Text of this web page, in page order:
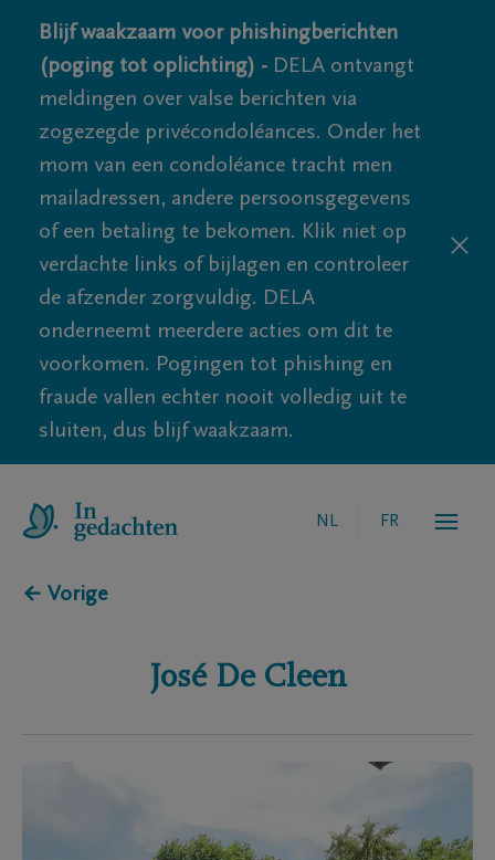
Blijf waakzaam voor phishingberichten
(poging tot oplichting) - DELA ontvangt
meldingen over valse berichten via
zogezegde privécondoléances. Onder het
mom van een condoléance tracht men
mailadressen, andere persoonsgegevens
of een betaling te bekomen. Klik niet op
verdachte links of bijlagen en controleer
de afzender zorgvuldig. DELA
onderneemt meerdere acties om dit te
voorkomen. Pogingen tot phishing en
fraude vallen echter nooit volledig uit te
sluiten, dus blijf waakzaam.
NL FR
← Vorige
José De Cleen